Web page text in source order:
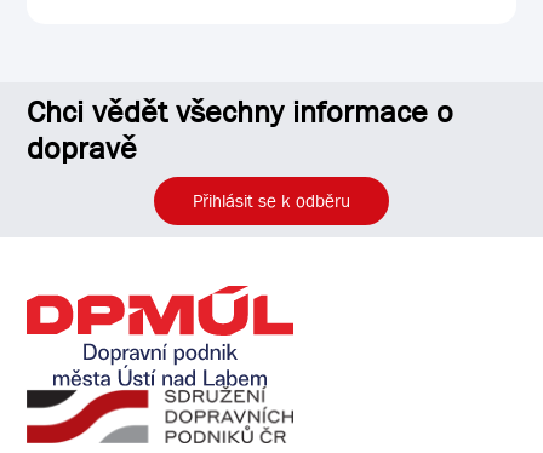
Chci vědět všechny informace o
dopravě
Přihlásit se k odběru